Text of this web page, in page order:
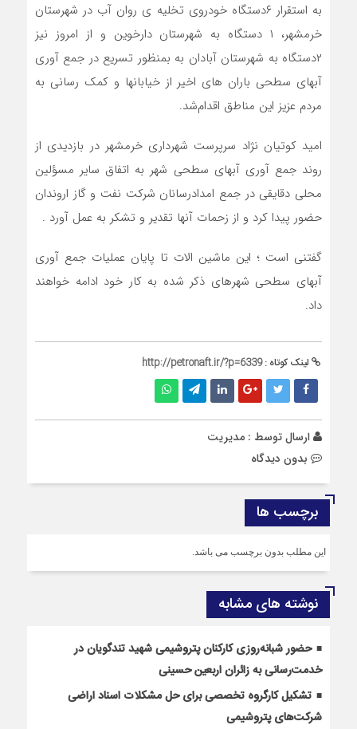
به استقرار ۶دستگاه خودروی تخلیه ی روان آب در شهرستان
خرمشهر، ۱ دستگاه به شهرستان دارخوین و از امروز نیز
۲دستگاه به شهرستان آبادان به بمنظور تسریع در جمع آوری
آبهای سطحی باران های اخیر از خیابانها و کمک رسانی به
مردم عزیز این مناطق اقدام‌شد.
امید کوتیان نژاد سرپرست شهرداری خرمشهر در بازدیدی از
روند جمع آوری آبهای سطحی شهر به اتفاق سایر مسؤلین
محلی دقایقی در جمع امدادرسانان شرکت نفت و گاز اروندان
حضور پیدا کرد و از زحمات آنها تقدیر و تشکر به عمل آورد .
گفتنی است ؛ این ماشین الات تا پایان عملیات جمع آوری
آبهای سطحی شهرهای ذکر شده به کار خود ادامه خواهند
داد.
لینک کوتاه :http://petronaft.ir/?p=6339
ارسال توسط : مدیریت
بدون دیدگاه
برچسب ها
این مطلب بدون برچسب می باشد.
نوشته های مشابه
حضور شبانه‌روزی کارکنان پتروشیمی شهید تندگویان در
خدمت‌رسانی به زائران اربعین حسینی
تشکیل کارگروه تخصصی برای حل مشکلات اسناد اراضی
شرکت‌های پتروشیمی